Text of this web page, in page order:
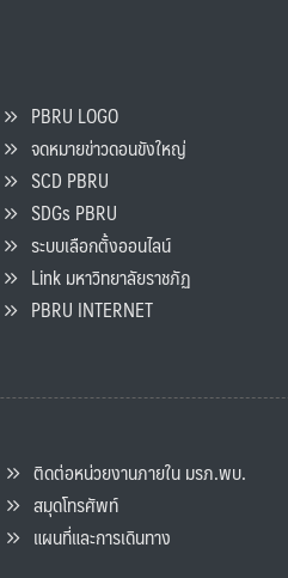
PBRU LOGO
จดหมายข่าวดอนขังใหญ่
SCD PBRU
SDGs PBRU
ระบบเลือกตั้งออนไลน์
Link มหาวิทยาลัยราชภัฏ
PBRU INTERNET
ติดต่อหน่วยงานภายใน มรภ.พบ.
สมุดโทรศัพท์
แผนที่และการเดินทาง